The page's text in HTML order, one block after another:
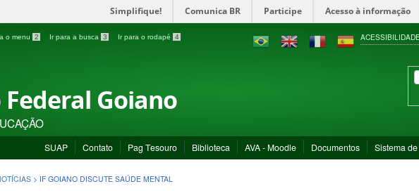
Simplifique! Comunica BR Participe Acesso à informação
o menu 2 Ir para a busca 3 Ir para o rodapé 4
Goiano
SUAP Contato Pag Tesouro Biblioteca AVA - Moodle Documentos Sistema
> IF GOIANO DISCUTE SAÚDE MENTAL